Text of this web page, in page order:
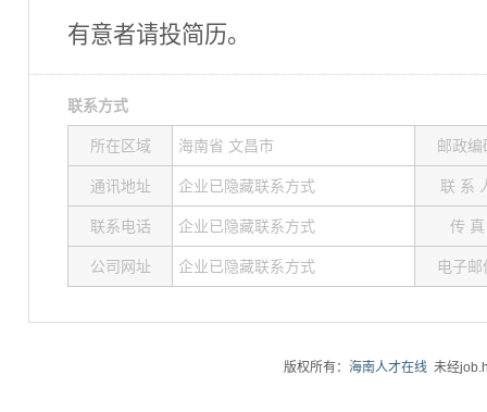
有意者请投简历。
联系方式
所在区域 海南省 文昌市 邮政编
通讯地址 企业已隐藏联系方式 联 系
联系电话 企业已隐藏联系方式 传 真
公司网址 企业已隐藏联系方式 电子邮
版权所有： 海南人才在线 未经